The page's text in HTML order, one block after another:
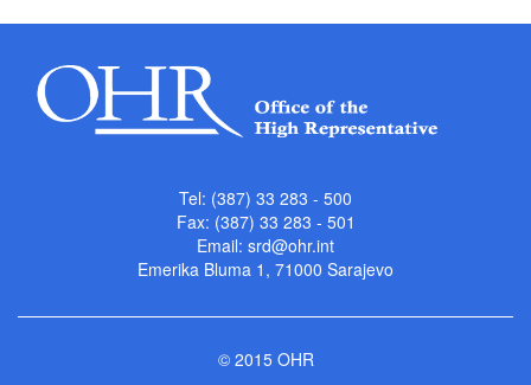
Tel: (387) 33 283 - 500
Fax: (387) 33 283 - 501
Email: srd@ohr.int
Emerika Bluma 1, 71000 Sarajevo
© 2015 OHR